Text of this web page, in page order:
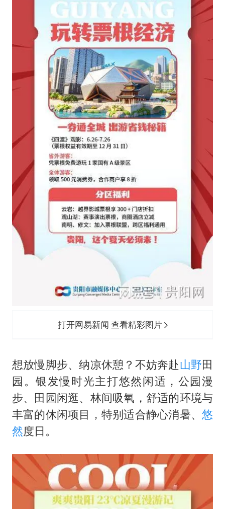
打开网易新闻 查看精彩图片
想放慢脚步、纳凉休憩？不妨奔赴山野田
园。银发慢时光主打悠然闲适，公园漫
步、田园闲逛、林间吸氧，舒适的环境与
丰富的休闲项目，特别适合静心消暑、悠
然度日。